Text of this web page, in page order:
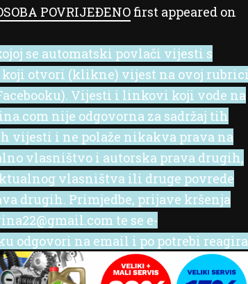
POVRIJEĐENO first appeared on
se automatski povlači vijesti s
koji otvori (klikne) vijest na ovoj
Vijesti i linkovi koji vode na
nije odgovorna za sadržaj tih
vijesti i ne polaže nikakva prava na
vlasništvo i autorska prava drugih,
vlasništva ili druge povrede
drugih. Primjedbe, prijave kršenja
te se e-
odgovori na email i po potrebi